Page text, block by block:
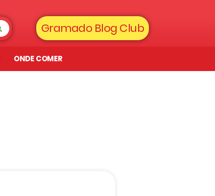
Gramado Blog Club
ONDE COMER